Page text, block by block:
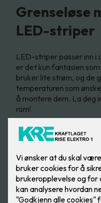
Grenseløse
LED-striper
LED-striper passer inn i
er det kun fantasien
bruker lite strøm, og de
temperaturen som
å montere dem.​ La deg
rom!